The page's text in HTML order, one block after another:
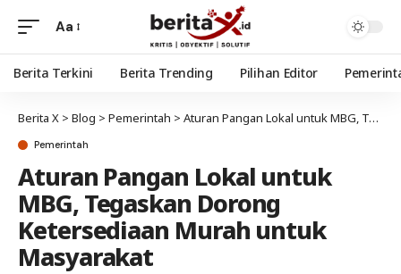
Aa
Berita Terkini Berita Trending Pilihan Editor
Berita X > Blog > Pemerintah > Aturan Pangan Lokal untuk MBG, Tegaskan Dorong Ketersediaan Murah untuk Masyarakat
Pemerintah
Aturan Pangan Lokal untuk
MBG, Tegaskan Dorong
Ketersediaan Murah untuk
Masyarakat